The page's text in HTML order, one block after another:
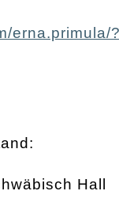
erna.primula/
Hall